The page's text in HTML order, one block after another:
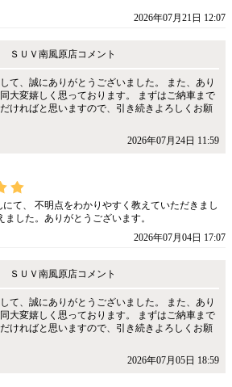
2026年07月21日 12:07
ＵＶ南風原店コメント
て、誠にありがとうございました。 また、あり
大変嬉しく思っております。 まずはご納車まで
ければと思いますので、引き続きよろしくお願
2026年07月24日 11:59
て、 不明点をわかりやすく教えていただきまし
した。ありがとうございます。
2026年07月04日 17:07
ＵＶ南風原店コメント
て、誠にありがとうございました。 また、あり
大変嬉しく思っております。 まずはご納車まで
ければと思いますので、引き続きよろしくお願
2026年07月05日 18:59